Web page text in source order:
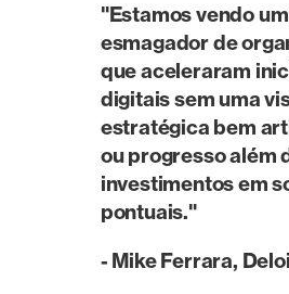
"Estamos vendo
esmagador de
que aceleraram
digitais sem uma
estratégica bem
ou progresso além
investimentos em
pontuais."
- Mike Ferrara,